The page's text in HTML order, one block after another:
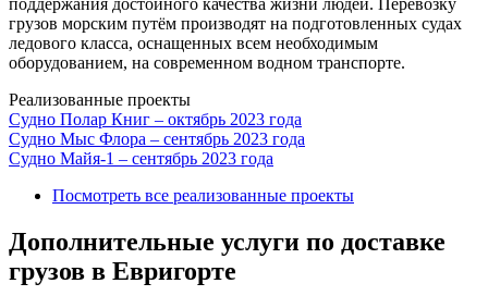
грузов морским путём производят на подготовленных судах
ледового класса, оснащенных всем необходимым
оборудованием, на современном водном транспорте.
Реализованные проекты
Судно Полар Книг – октябрь 2023 года
Судно Мыс Флора – сентябрь 2023 года
Судно Майя-1 – сентябрь 2023 года
Посмотреть все реализованные проекты
Дополнительные услуги по доставке
грузов в Евригорте